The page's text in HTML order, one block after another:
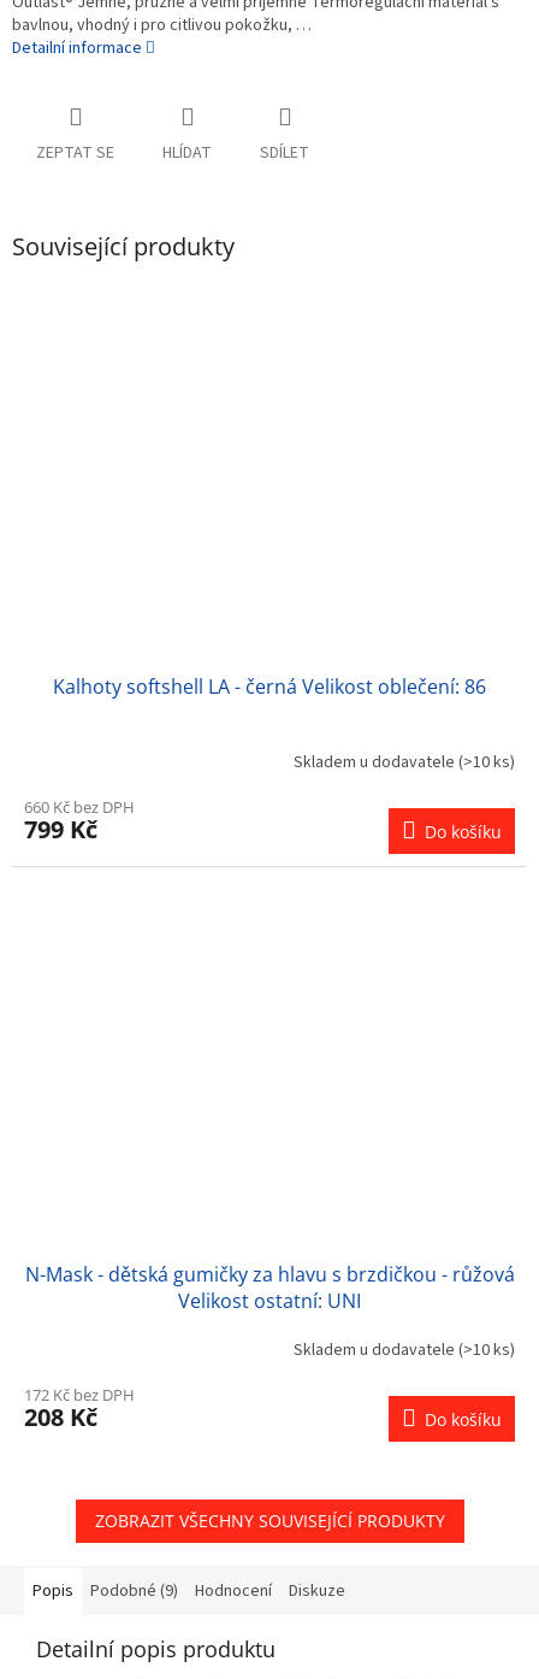
bavlnou, vhodný i pro citlivou pokožku, …
Detailní informace
ZEPTAT SE HLÍDAT SDÍLET
Související produkty
Kalhoty softshell LA - černá Velikost oblečení: 86
Skladem u dodavatele (>10 ks)
660 Kč bez DPH
799 Kč Do košíku
N-Mask - dětská gumičky za hlavu s brzdičkou - růžová
Velikost ostatní: UNI
Skladem u dodavatele (>10 ks)
172 Kč bez DPH
208 Kč Do košíku
ZOBRAZIT VŠECHNY SOUVISEJÍCÍ PRODUKTY
Popis Podobné (9) Hodnocení Diskuze
Detailní popis produktu